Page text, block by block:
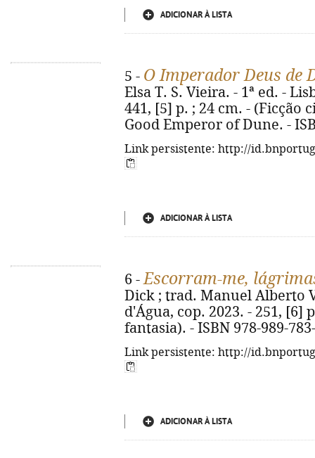
ADICIONAR À LISTA
5 - O Imperador Deus de
Elsa T. S. Vieira. - 1ª ed. -
441, [5] p. ; 24 cm. - (Ficção
Good Emperor of Dune. -
Link persistente: http://
ADICIONAR À LISTA
6 -Escorram-me,
Dick ; trad. Manuel Alberto
d'Água, cop. 2023. - 251, [6]
fantasia). - ISBN 978-989-
Link persistente: http://
ADICIONAR À LISTA